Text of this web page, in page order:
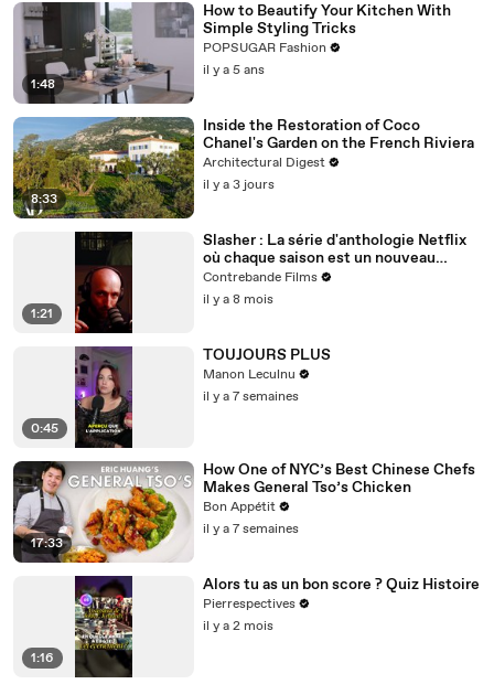
1:48
How to Beautify Your Kitchen With
Simple Styling Tricks
POPSUGAR Fashion
il y a 5 ans
8:33
Inside the Restoration of Coco
Chanel's Garden on the French Riviera
Architectural Digest
il y a 3 jours
1:21
Slasher : La série d'anthologie Netflix
où chaque saison est un nouveau
massacre intelligent et jouissif
Contrebande Films
il y a 8 mois
0:45
TOUJOURS PLUS
Manon Leculnu
il y a 7 semaines
17:33
How One of NYC’s Best Chinese Chefs
Makes General Tso’s Chicken
Bon Appétit
il y a 7 semaines
1:16
Alors tu as un bon score ? Quiz Histoire
Pierrespectives
il y a 2 mois